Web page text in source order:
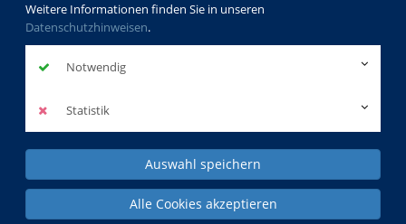
Weitere Informationen finden Sie in unseren
Datenschutzhinweisen.
Notwendig
Statistik
Auswahl speichern
Alle Cookies akzeptieren
Beruf
Im Fachbereich Berufliche Bildung werden in
und Fähigkeiten vermittelt, die Ihnen bei Ihrem
beruflichen Erfolg gut weiterhelfen.
Erwachsenengerecht ausgestattete Räume, eine
moderne Medienaustattung, didaktisch aufbereitetes
Lehrmaterial sind für uns ebenso selbstverständlich
wie kompetente und gut ausgebildete Kursleiterinnen